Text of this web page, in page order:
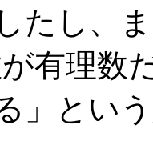
たし、
有理数
」とい